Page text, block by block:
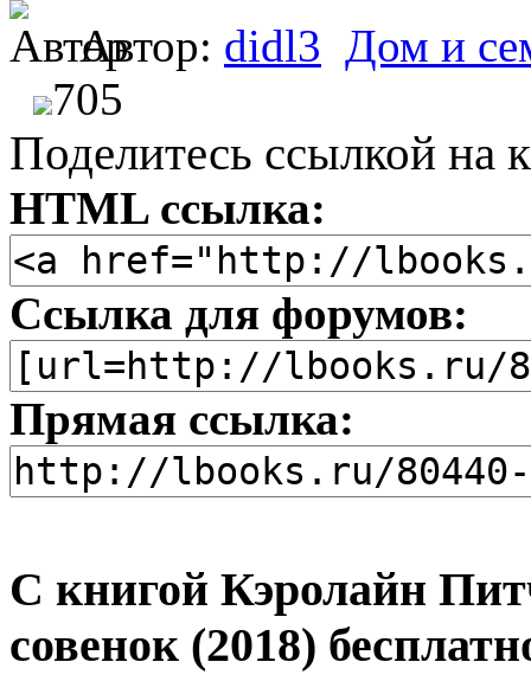
Автор: didl3 Дом и
705
Поделитесь ссылкой на
HTML ссылка:
Ссылка для форумов:
Прямая ссылка:
С книгой Кэролайн
совенок (2018)